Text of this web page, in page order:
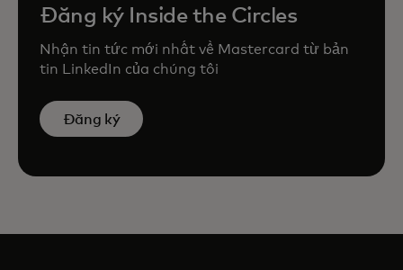
Đăng ký Inside the Circles
Nhận tin tức mới nhất về Mastercard từ bản
tin LinkedIn của chúng tôi
Đăng ký